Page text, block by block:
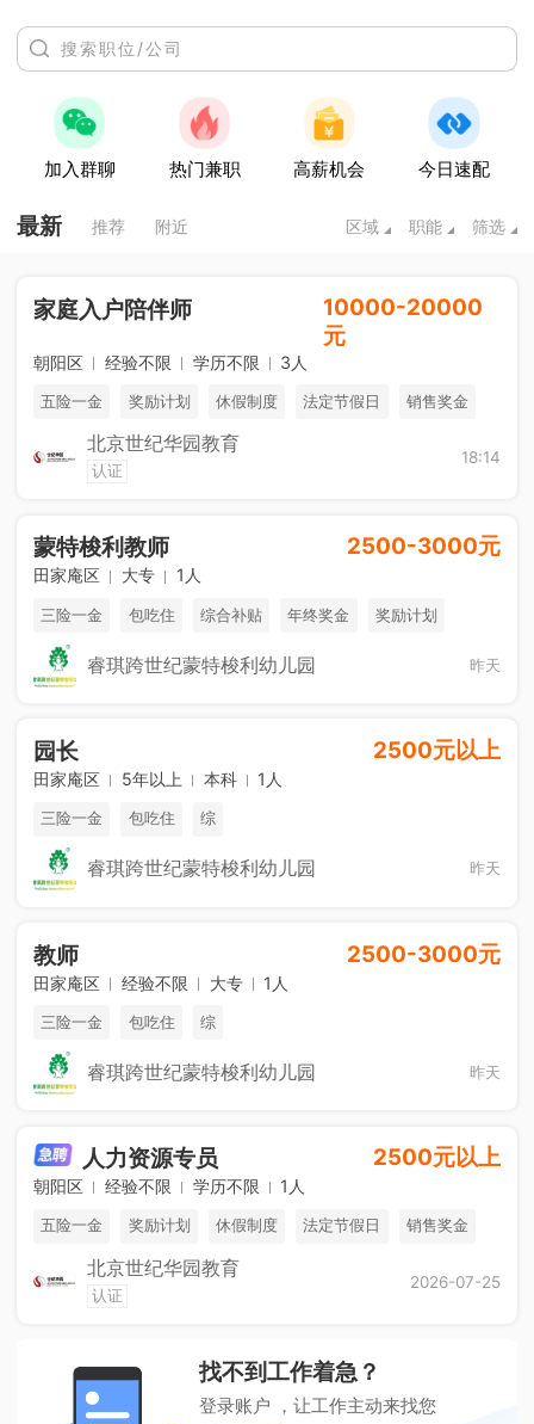
加入群聊 热门兼职 高薪机会 今日速配
最新 推荐 附近 区域 职能 筛选
家庭入户陪伴师
10000-20000
元
朝阳区 经验不限 学历不限 3人
五险一金 奖励计划 休假制度 法定节假日 销售奖金
免费进修 海外游学 综合补贴
北京世纪华园教育
认证
18:14
蒙特梭利教师 2500-3000元
田家庵区 大专 1人
三险一金 包吃住 综合补贴 年终奖金 奖励计划
销售奖金 休假制度 法定节假日
睿琪跨世纪蒙特梭利幼儿园 昨天
园长 2500元以上
田家庵区 5年以上 本科 1人
三险一金 包吃住 综
睿琪跨世纪蒙特梭利幼儿园 昨天
教师 2500-3000元
田家庵区 经验不限 大专 1人
三险一金 包吃住 综
睿琪跨世纪蒙特梭利幼儿园 昨天
人力资源专员 2500元以上
朝阳区 经验不限 学历不限 1人
五险一金 奖励计划 休假制度 法定节假日 销售奖金
免费进修 海外游学 综合补贴
北京世纪华园教育
认证
2026-07-25
找不到工作着急？
登录账户 ，让工作主动来找您